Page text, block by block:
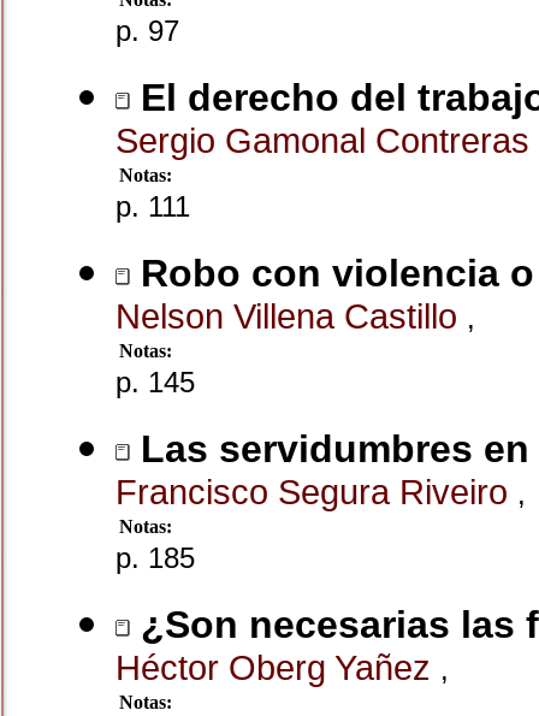
p. 97
El derecho del
Sergio Gamonal Contreras
Notas:
p. 111
Robo con violencia
Nelson Villena Castillo ,
Notas:
p. 145
Las servidumbres
Francisco Segura Riveiro ,
Notas:
p. 185
¿Son necesarias las
Héctor Oberg Yañez ,
Notas: